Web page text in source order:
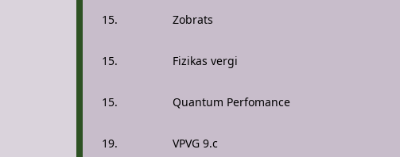
15. Zobrats
15. Fizikas vergi
15. Quantum Perfomance
19. VPVG 9.c